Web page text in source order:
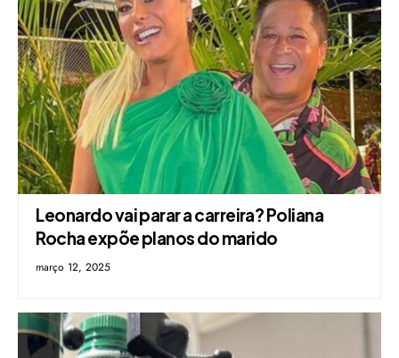
Leonardo vai parar a carreira? Poliana
Rocha expõe planos do marido
março 12, 2025